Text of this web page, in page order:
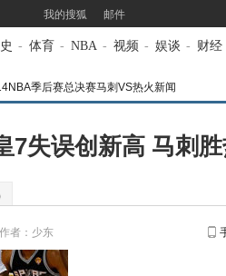
我的搜狐 邮件
- 体育 - NBA - 视频 - 娱谈 - 财经
季后赛总决赛马刺VS热火新闻
7失误创新高 马刺
作者：少东